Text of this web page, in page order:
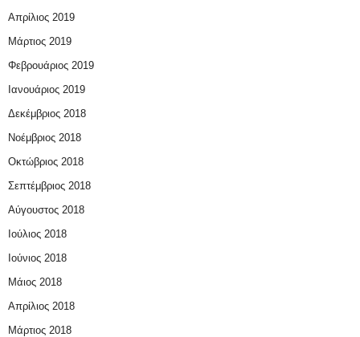
Απρίλιος 2019
Μάρτιος 2019
Φεβρουάριος 2019
Ιανουάριος 2019
Δεκέμβριος 2018
Νοέμβριος 2018
Οκτώβριος 2018
Σεπτέμβριος 2018
Αύγουστος 2018
Ιούλιος 2018
Ιούνιος 2018
Μάιος 2018
Απρίλιος 2018
Μάρτιος 2018